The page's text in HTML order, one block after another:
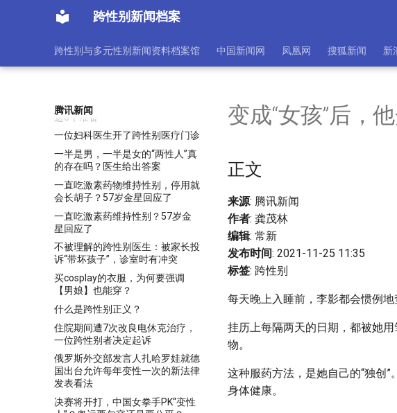
跨性别新闻档案
跨性别与多元性别新闻资料档案馆 中国新闻网 凤凰网 搜狐新闻 新
腾讯新闻
男女异装，比电视剧精彩多了！
体？医生：不奇怪，要想变性做好
这3个准备
一位妇科医生开了跨性别医疗门诊
一半是男，一半是女的“两性人”真
的存在吗？医生给出答案
一直吃激素药物维持性别，停用就
会长胡子？57岁金星回应了
一直吃激素药维持性别？57岁金
星回应了
不被理解的跨性别医生：被家长投
诉“带坏孩子”，诊室时有冲突
买cosplay的衣服，为何要强调
【男娘】也能穿？
什么是跨性别正义？
住院期间遭7次改良电休克治疗，
一位跨性别者决定起诉
俄罗斯外交部发言人扎哈罗娃就德
国出台允许每年变性一次的新法律
发表看法
决赛将开打，中国女拳手PK“变性
变成“女孩”后，
正文
来源: 腾讯新闻
作者: 龚茂林
编辑: 常新
发布时间: 2021-11-25 11:35
标签: 跨性别
每天晚上入睡前，李影都会惯例地
挂历上每隔两天的日期，都被她
物。
这种服药方法，是她自己的“独创
身体健康。